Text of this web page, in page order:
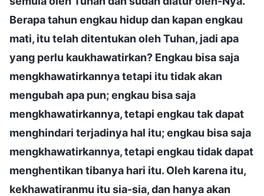
Berapa tahun engkau hidup dan kapan engkau
mati, itu telah ditentukan oleh Tuhan, jadi apa
yang perlu kaukhawatirkan? Engkau bisa saja
mengkhawatirkannya tetapi itu tidak akan
mengubah apa pun; engkau bisa saja
mengkhawatirkannya, tetapi engkau tak dapat
menghindari terjadinya hal itu; engkau bisa saja
mengkhawatirkannya, tetapi engkau tidak dapat
menghentikan tibanya hari itu. Oleh karena itu,
kekhawatiranmu itu sia-sia, dan hanya akan